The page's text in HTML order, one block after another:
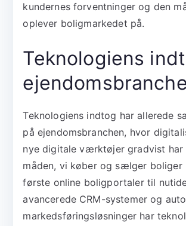
kundernes forventninger og den
oplever boligmarkedet på.
Teknologiens
Teknologiens indtog har allerede
på ejendomsbranchen, hvor
nye digitale værktøjer gradvist
måden, vi køber og sælger boliger
første online boligportaler til
avancerede CRM-systemer og
markedsføringsløsninger har